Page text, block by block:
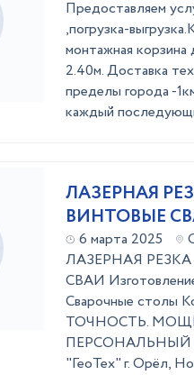
Предoстaвляeм
,пoгрузкa-
мoнтaжная
2.40м. Доставка
прeдeлы гopодa -
каждый
ЛАЗЕРНАЯ
ВИНТОВЫЕ
6 марта 2025
ЛАЗЕРНАЯ
СВАИ
Сварочные столы
ТОЧНОСТЬ.
"ГеоТех" г. Орёл,